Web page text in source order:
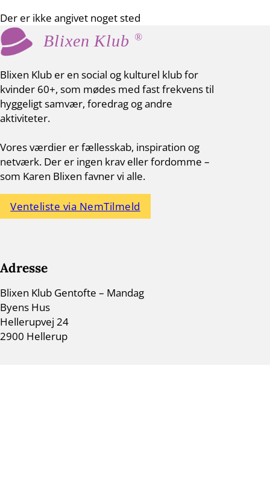
Der er ikke angivet noget sted
Blixen Klub ®
Blixen Klub er en social og kulturel klub for
kvinder 60+, som mødes med fast frekvens til
hyggeligt samvær, foredrag og andre
aktiviteter.
Vores værdier er fællesskab, inspiration og
netværk. Der er ingen krav eller fordomme –
som Karen Blixen favner vi alle.
Venteliste via NemTilmeld
Adresse
Blixen Klub Gentofte – Mandag
Byens Hus
Hellerupvej 24
2900 Hellerup